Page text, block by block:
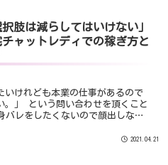
択肢は減らしてはいけない」
ャットレディでの稼ぎ方と
いけれども本業の仕事があるので
頂くこと
2021.04.21